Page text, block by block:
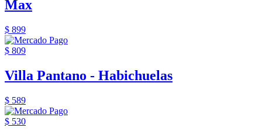
Max
$ 899
$ 809
Villa Pantano - Habichuelas
$ 589
$ 530